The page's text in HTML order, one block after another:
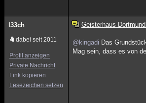
l33ch
dabei seit 2011
Profil anzeigen
Private Nachricht
Link kopieren
Lesezeichen setzen
Geisterhaus
@kingadi Das
Mag sein, dass es von